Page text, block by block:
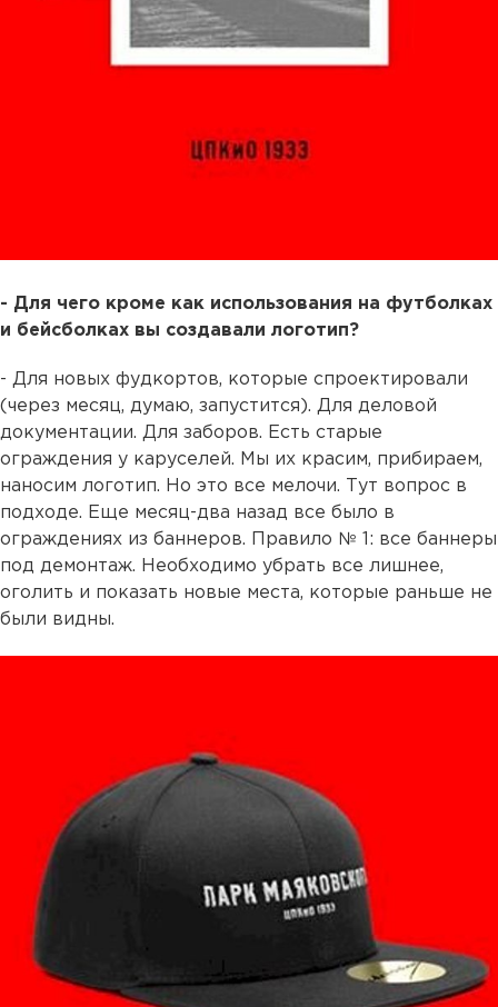
- Для чего кроме как использования на футболках
и бейсболках вы создавали логотип?
- Для новых фудкортов, которые спроектировали
(через месяц, думаю, запустится). Для деловой
документации. Для заборов. Есть старые
ограждения у каруселей. Мы их красим, прибираем,
наносим логотип. Но это все мелочи. Тут вопрос в
подходе. Еще месяц-два назад все было в
ограждениях из баннеров. Правило № 1: все баннеры
под демонтаж. Необходимо убрать все лишнее,
оголить и показать новые места, которые раньше не
были видны.